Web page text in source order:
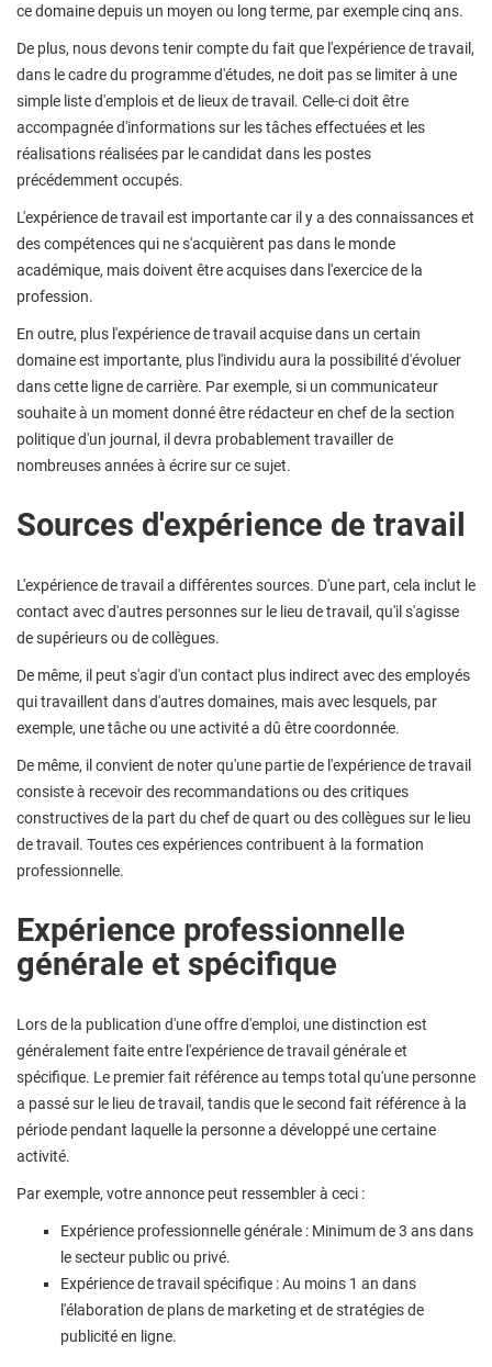
ce domaine depuis un moyen ou long terme, par exemple cinq ans.
De plus, nous devons tenir compte du fait que l'expérience de travail,
dans le cadre du programme d'études, ne doit pas se limiter à une
simple liste d'emplois et de lieux de travail. Celle-ci doit être
accompagnée d'informations sur les tâches effectuées et les
réalisations réalisées par le candidat dans les postes
précédemment occupés.
L'expérience de travail est importante car il y a des connaissances et
des compétences qui ne s'acquièrent pas dans le monde
académique, mais doivent être acquises dans l'exercice de la
profession.
En outre, plus l'expérience de travail acquise dans un certain
domaine est importante, plus l'individu aura la possibilité d'évoluer
dans cette ligne de carrière. Par exemple, si un communicateur
souhaite à un moment donné être rédacteur en chef de la section
politique d'un journal, il devra probablement travailler de
nombreuses années à écrire sur ce sujet.
Sources d'expérience de travail
L'expérience de travail a différentes sources. D'une part, cela inclut le
contact avec d'autres personnes sur le lieu de travail, qu'il s'agisse
de supérieurs ou de collègues.
De même, il peut s'agir d'un contact plus indirect avec des employés
qui travaillent dans d'autres domaines, mais avec lesquels, par
exemple, une tâche ou une activité a dû être coordonnée.
De même, il convient de noter qu'une partie de l'expérience de travail
consiste à recevoir des recommandations ou des critiques
constructives de la part du chef de quart ou des collègues sur le lieu
de travail. Toutes ces expériences contribuent à la formation
professionnelle.
Expérience professionnelle
générale et spécifique
Lors de la publication d'une offre d'emploi, une distinction est
généralement faite entre l'expérience de travail générale et
spécifique. Le premier fait référence au temps total qu'une personne
a passé sur le lieu de travail, tandis que le second fait référence à la
période pendant laquelle la personne a développé une certaine
activité.
Par exemple, votre annonce peut ressembler à ceci :
Expérience professionnelle générale : Minimum de 3 ans dans
le secteur public ou privé.
Expérience de travail spécifique : Au moins 1 an dans
l'élaboration de plans de marketing et de stratégies de
publicité en ligne.